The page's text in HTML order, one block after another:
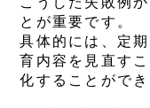
とが重要です。
具体的には、定
育内容を見直す
化することができ